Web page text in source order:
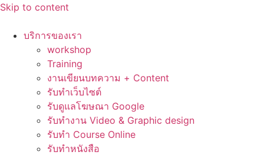
Skip to content
บริการของเรา
workshop
Training
งานเขียนบทความ + Content
รับทำเว็บไซต์
รับดูแลโฆษณา Google
รับทำงาน Video & Graphic design
รับทำ Course Online
รับทำหนังสือ